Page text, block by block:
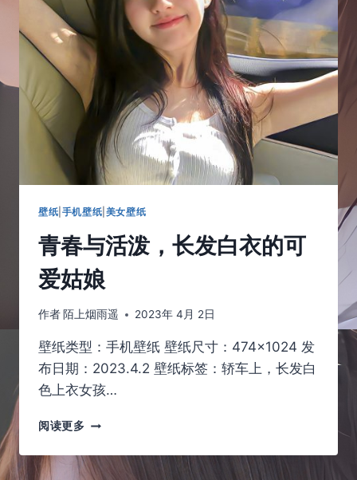
浅
色
口
红，
更
显
了
壁纸 手机壁纸 美女壁纸
青春与活泼，长发白衣的可
爱姑娘
作者 陌上烟雨遥 2023年 4月 2日
壁纸类型：手机壁纸 壁纸尺寸：474×1024 发
布日期：2023.4.2 壁纸标签：轿车上，长发白
色上衣女孩…
阅读更多 青
与
活